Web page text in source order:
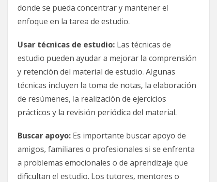
donde se pueda concentrar y mantener el
enfoque en la tarea de estudio.
Usar técnicas de estudio: Las técnicas de
estudio pueden ayudar a mejorar la comprensión
y retención del material de estudio. Algunas
técnicas incluyen la toma de notas, la elaboración
de resúmenes, la realización de ejercicios
prácticos y la revisión periódica del material.
Buscar apoyo: Es importante buscar apoyo de
amigos, familiares o profesionales si se enfrenta
a problemas emocionales o de aprendizaje que
dificultan el estudio. Los tutores, mentores o